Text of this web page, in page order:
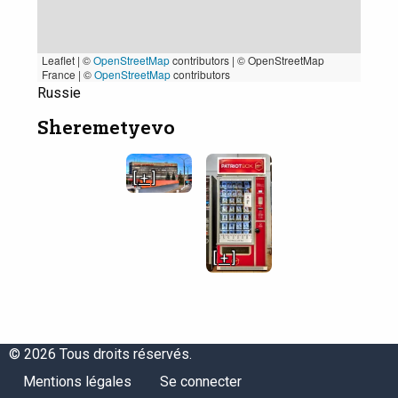
Leaflet | ©OpenStreetMapcontributors | © OpenStreetMap
France | ©OpenStreetMapcontributors
Russie
Sheremetyevo
[ + ]
[ + ]
© 2026 Tous droits réservés.
Menu
Mentions légales
Menu
Se connecter